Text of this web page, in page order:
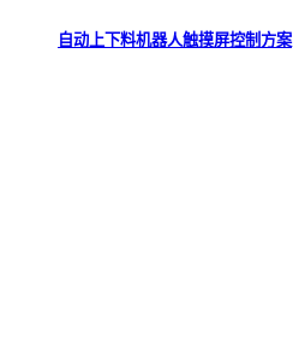
自动上下料机器人触摸屏控制方案